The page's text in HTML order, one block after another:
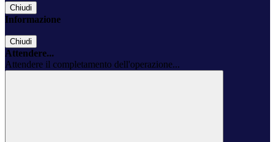
Chiudi
Informazione
Chiudi
Attendere...
Attendere il completamento dell'operazione...